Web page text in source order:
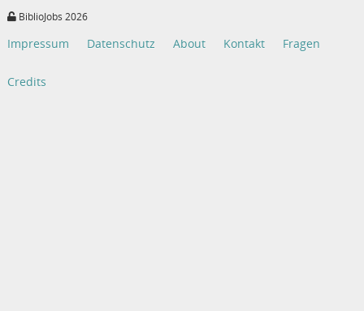
BiblioJobs 2026
Impressum Datenschutz About Kontakt Fragen
Credits